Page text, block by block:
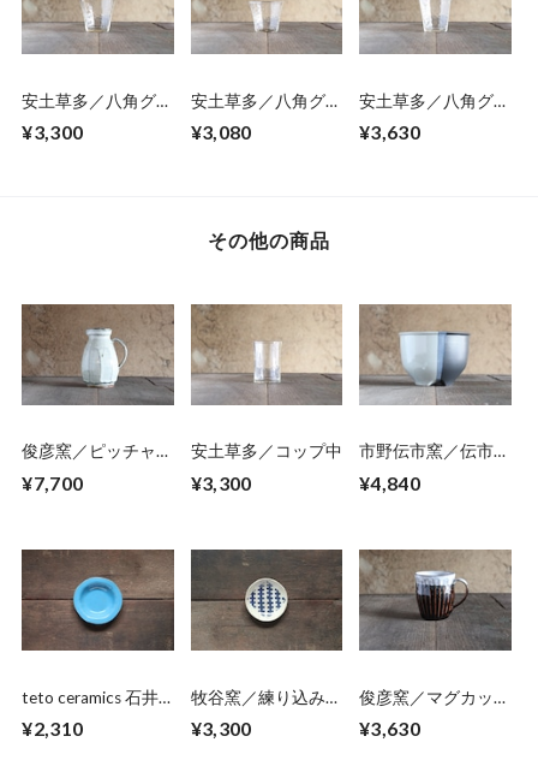
安土草多／八角グラ
¥3,300
安土草多／八角グラ
¥3,080
安土草多／八角グラ
¥3,630
その他の商品
俊彦窯／ピッチャー
¥7,700
安土草多／コップ中
¥3,300
市野伝市窯／伝市鉢
け
¥4,840
teto ceramics 石井
02
¥2,310
牧谷窯／練り込み4
¥3,300
俊彦窯／マグカッ
¥3,630